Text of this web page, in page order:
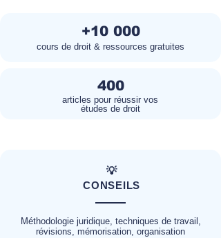
+10 000
cours de droit & ressources gratuites
400
articles pour réussir vos
études de droit
💡
CONSEILS
Méthodologie juridique, techniques de travail,
révisions, mémorisation, organisation